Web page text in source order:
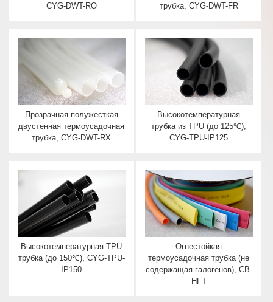
CYG-DWT-RO
трубка, CYG-DWT-FR
Прозрачная полужесткая
двустенная термоусадочная
трубка, CYG-DWT-RX
Высокотемпературная
трубка из TPU (до 125℃),
CYG-TPU-IP125
Высокотемпературная TPU
трубка (до 150℃), CYG-TPU-
IP150
Огнестойкая
термоусадочная трубка (не
содержащая галогенов), CB-
HFT